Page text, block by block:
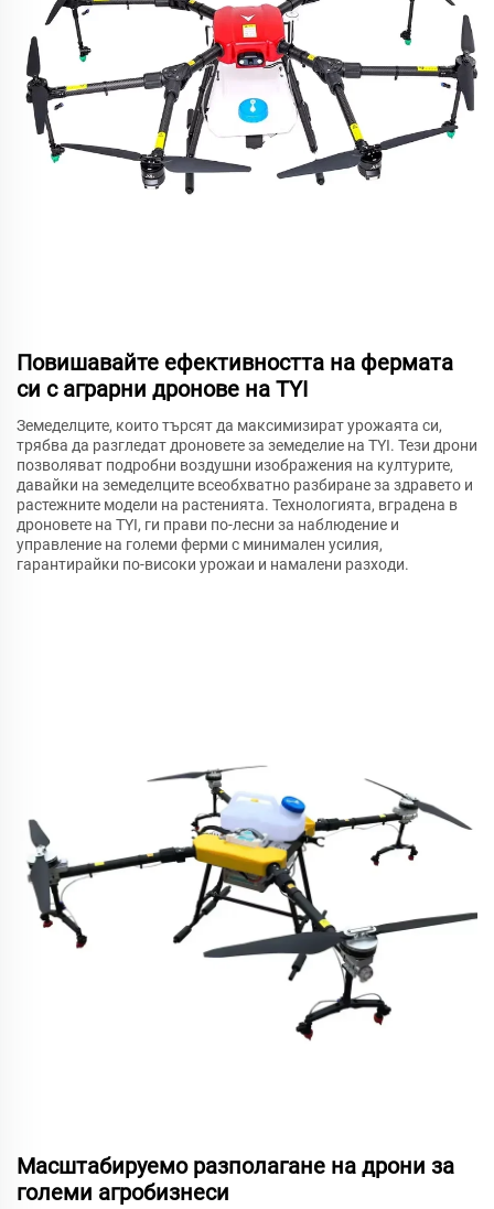
Повишавайте ефективността на фермата
си с аграрни дронове на TYI
Земеделците, които търсят да максимизират урожаята си,
трябва да разгледат дроновете за земеделие на TYI. Тези дрони
позволяват подробни воздушни изображения на културите,
давайки на земеделците всеобхватно разбиране за здравето и
растежните модели на растенията. Технологията, вградена в
дроновете на TYI, ги прави по-лесни за наблюдение и
управление на големи ферми с минимален усилия,
гарантирайки по-високи урожаи и намалени разходи.
Масштабируемо разполагане на дрони за
големи агробизнеси